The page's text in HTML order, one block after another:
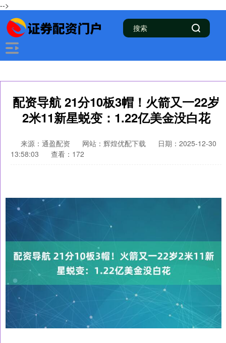
-->
配资导航 21分10板3帽！火箭又一22岁
2米11新星蜕变：1.22亿美金没白花
来源：通盈配资 网站：辉煌优配下载
日期：2025-12-30
13:58:03
查看：172